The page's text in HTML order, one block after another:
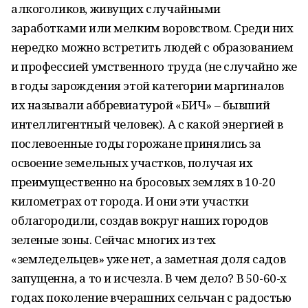
алкоголиков, живущих случайными
заработками или мелким воровством. Среди них
нередко можно встретить людей с образованием
и профессией умственного труда (не случайно же
в годы зарождения этой категории маргиналов
их называли аббревиатурой «БИЧ» – бывший
интеллигентный человек). А с какой энергией в
послевоенные годы горожане принялись за
освоение земельных участков, получая их
преимущественно на бросовых землях в 10-20
километрах от города. И они эти участки
облагородили, создав вокруг наших городов
зеленые зоны. Сейчас многих из тех
«земледельцев» уже нет, а заметная доля садов
запущенна, а то и исчезла. В чем дело? В 50-60-х
годах поколение вчерашних сельчан с радостью